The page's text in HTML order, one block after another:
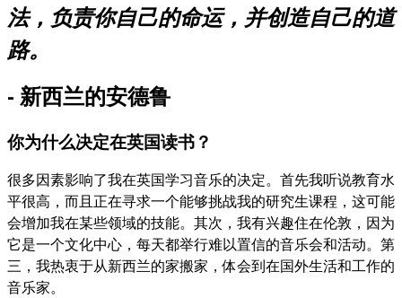
法，负责你自己的命运，并创造自己的道
路。
- 新西兰的安德鲁
你为什么决定在英国读书？
很多因素影响了我在英国学习音乐的决定。首先我听说教育水
平很高，而且正在寻求一个能够挑战我的研究生课程，这可能
会增加我在某些领域的技能。其次，我有兴趣住在伦敦，因为
它是一个文化中心，每天都举行难以置信的音乐会和活动。第
三，我热衷于从新西兰的家搬家，体会到在国外生活和工作的
音乐家。